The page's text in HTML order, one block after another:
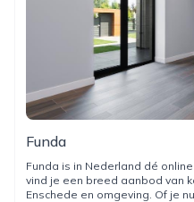
Funda
Funda is in Nederland dé
vind je een breed aanbod van
Enschede en omgeving. Of je